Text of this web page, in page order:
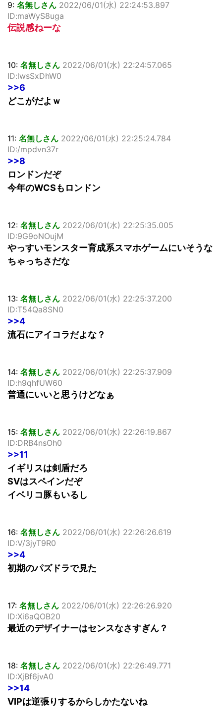
9: 名無しさん 2022/06/01(水) 22:24:53.897
ID:maWyS8uga
伝説感ねーな
10: 名無しさん 2022/06/01(水) 22:24:57.065
ID:lwsSxDhW0
>>6
どこがだよｗ
11: 名無しさん 2022/06/01(水) 22:25:24.784
ID:/mpdvn37r
>>8
ロンドンだぞ
今年のWCSもロンドン
12: 名無しさん 2022/06/01(水) 22:25:35.005
ID:9G9oNOujM
やっすいモンスター育成系スマホゲームにいそうな
ちゃっちさだな
13: 名無しさん 2022/06/01(水) 22:25:37.200
ID:T54Qa8SN0
>>4
流石にアイコラだよな？
14: 名無しさん 2022/06/01(水) 22:25:37.909
ID:h9qhfUW60
普通にいいと思うけどなぁ
15: 名無しさん 2022/06/01(水) 22:26:19.867
ID:DRB4nsOh0
>>11
イギリスは剣盾だろ
SVはスペインだぞ
イベリコ豚もいるし
16: 名無しさん 2022/06/01(水) 22:26:26.619
ID:V/3jyT9R0
>>4
初期のパズドラで見た
17: 名無しさん 2022/06/01(水) 22:26:26.920
ID:Xi6aQOB20
最近のデザイナーはセンスなさすぎん？
18: 名無しさん 2022/06/01(水) 22:26:49.771
ID:XjBf6jvA0
>>14
VIPは逆張りするからしかたないね